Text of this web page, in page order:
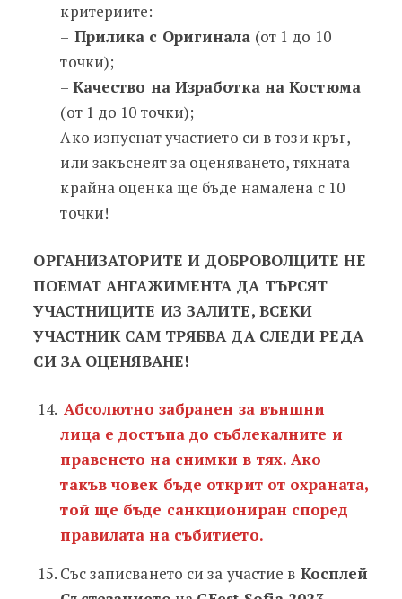
критериите:
– Прилика с Оригинала (от 1 до 10
точки);
– Качество на Изработка на Костюма
(от 1 до 10 точки);
Ако изпуснат участието си в този кръг,
или закъснеят за оценяването, тяхната
крайна оценка ще бъде намалена с 10
точки!
ОРГАНИЗАТОРИТЕ И ДОБРОВОЛЦИТЕ НЕ
ПОЕМАТ АНГАЖИМЕНТА ДА ТЪРСЯТ
УЧАСТНИЦИТЕ ИЗ ЗАЛИТЕ, ВСЕКИ
УЧАСТНИК САМ ТРЯБВА ДА СЛЕДИ РЕДА
СИ ЗА ОЦЕНЯВАНЕ!
Абсолютно забранен за външни
лица е достъпа до съблекалните и
правенето на снимки в тях. Ако
такъв човек бъде открит от охраната,
той ще бъде санкциониран според
правилата на събитието.
Със записването си за участие в Косплей